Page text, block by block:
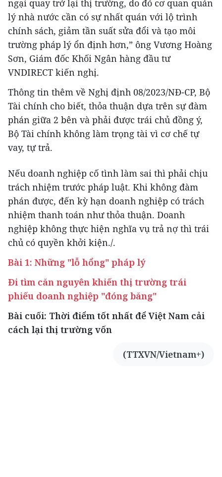
ngại quay trở lại thị trường, do đó cơ quan quản
lý nhà nước cần có sự nhất quán với lộ trình
chính sách, giảm tần suất sửa đổi và tạo môi
trường pháp lý ổn định hơn,” ông Vương Hoàng
Sơn, Giám đốc Khối Ngân hàng đầu tư
VNDIRECT kiến nghị.
Thông tin thêm về Nghị định 08/2023/NĐ-CP, Bộ
Tài chính cho biết, thỏa thuận dựa trên sự đàm
phán giữa 2 bên và phải được trái chủ đồng ý,
Bộ Tài chính không làm trọng tài vì cơ chế tự
vay, tự trả.
Nếu doanh nghiệp cố tình làm sai thì phải chịu
trách nhiệm trước pháp luật. Khi không đàm
phán được, đến kỳ hạn doanh nghiệp có trách
nhiệm thanh toán như thỏa thuận. Doanh
nghiệp không thực hiện nghĩa vụ trả nợ thì trái
chủ có quyền khởi kiện./.
Bài 1: Những "lỗ hổng" pháp lý
Đi tìm căn nguyên khiến thị trường trái
phiếu doanh nghiệp "đóng băng"
Bài cuối: Thời điểm tốt nhất để Việt Nam cải
cách lại thị trường vốn
(TTXVN/Vietnam+)